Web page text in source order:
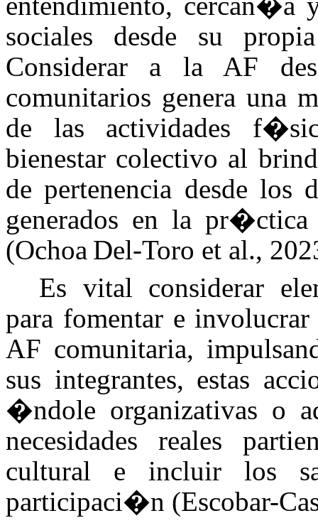
sociales desde su
Considerar a la AF
comunitarios genera
de las actividades
bienestar colectivo al
de pertenencia desde los
generados en la
(Ochoa Del‑Toro et al.,
Es vital considerar
para fomentar e
AF comunitaria,
sus integrantes, estas
�ndole organizativas o
necesidades reales
cultural e incluir los
participaci�n (Escobar-